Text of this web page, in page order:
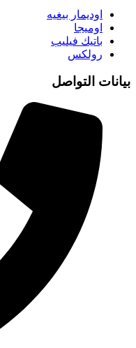
اوديمار بيغيه
اوميجا
باتيك فيليب
رولكس
بيانات التواصل